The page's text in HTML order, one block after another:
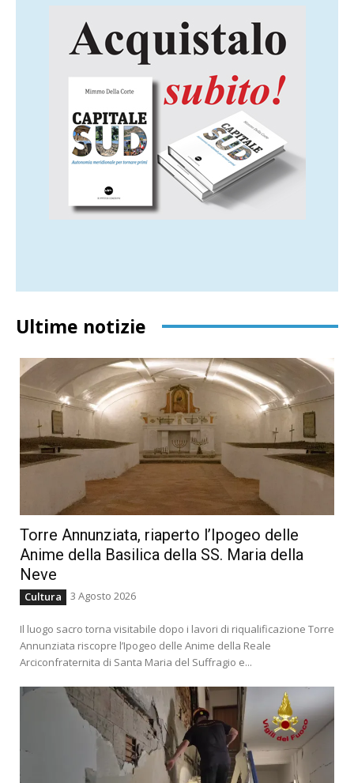
Ultime notizie
Torre Annunziata, riaperto l’Ipogeo delle
Anime della Basilica della SS. Maria della
Neve
Cultura 3 Agosto 2026
Il luogo sacro torna visitabile dopo i lavori di riqualificazione Torre
Annunziata riscopre l’Ipogeo delle Anime della Reale
Arciconfraternita di Santa Maria del Suffragio e...